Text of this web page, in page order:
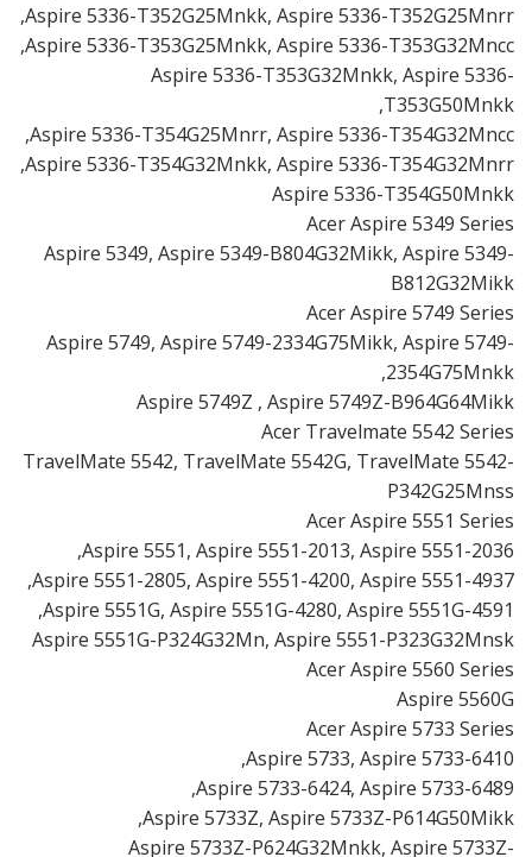
Aspire 5336-T352G25Mnkk, Aspire 5336-T352G25Mnrr,
Aspire 5336-T353G25Mnkk, Aspire 5336-T353G32Mncc,
Aspire 5336-T353G32Mnkk, Aspire 5336-
T353G50Mnkk,
Aspire 5336-T354G25Mnrr, Aspire 5336-T354G32Mncc,
Aspire 5336-T354G32Mnkk, Aspire 5336-T354G32Mnrr,
Aspire 5336-T354G50Mnkk
Acer Aspire 5349 Series
Aspire 5349, Aspire 5349-B804G32Mikk, Aspire 5349-
B812G32Mikk
Acer Aspire 5749 Series
Aspire 5749, Aspire 5749-2334G75Mikk, Aspire 5749-
2354G75Mnkk,
Aspire 5749Z , Aspire 5749Z-B964G64Mikk
Acer Travelmate 5542 Series
TravelMate 5542, TravelMate 5542G, TravelMate 5542-
P342G25Mnss
Acer Aspire 5551 Series
Aspire 5551, Aspire 5551-2013, Aspire 5551-2036,
Aspire 5551-2805, Aspire 5551-4200, Aspire 5551-4937,
Aspire 5551G, Aspire 5551G-4280, Aspire 5551G-4591,
Aspire 5551G-P324G32Mn, Aspire 5551-P323G32Mnsk
Acer Aspire 5560 Series
Aspire 5560G
Acer Aspire 5733 Series
Aspire 5733, Aspire 5733-6410,
Aspire 5733-6424, Aspire 5733-6489,
Aspire 5733Z, Aspire 5733Z-P614G50Mikk,
Aspire 5733Z-P624G32Mnkk, Aspire 5733Z-